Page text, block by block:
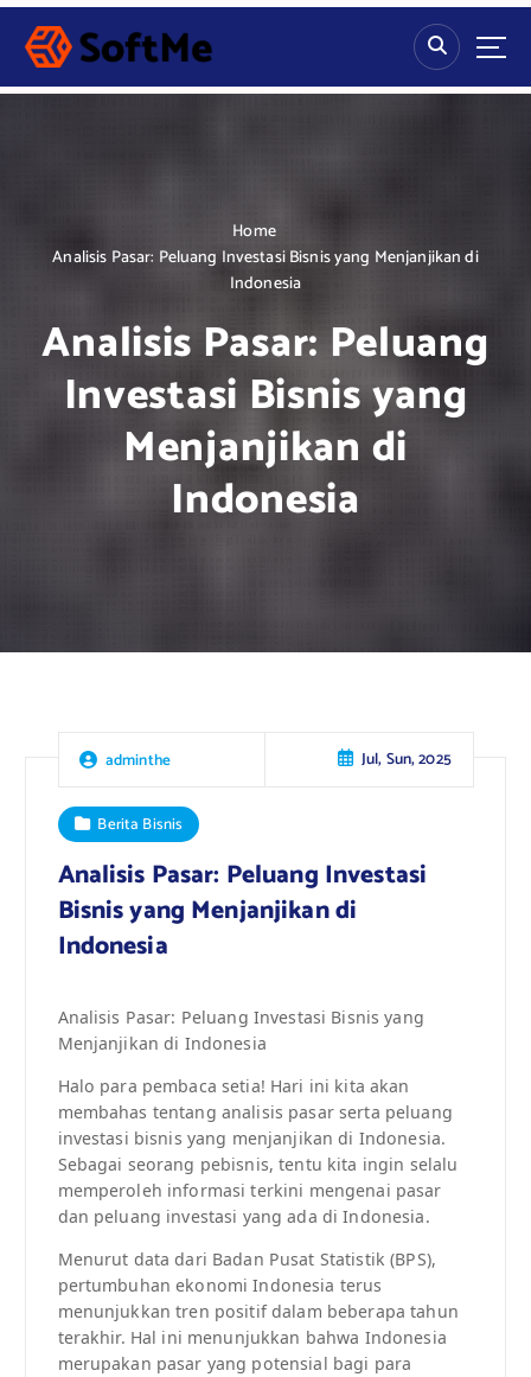
S
p
Home
Analisis Pasar: Peluang Investasi Bisnis yang Menjanjikan di
Indonesia
Analisis Pasar: Peluang
Investasi Bisnis yang
Menjanjikan di
Indonesia
adminthe Jul, Sun, 2025
Berita Bisnis
Analisis Pasar: Peluang Investasi
Bisnis yang Menjanjikan di
Indonesia
Analisis Pasar: Peluang Investasi Bisnis yang
Menjanjikan di Indonesia
Halo para pembaca setia! Hari ini kita akan
membahas tentang analisis pasar serta peluang
investasi bisnis yang menjanjikan di Indonesia.
Sebagai seorang pebisnis, tentu kita ingin selalu
memperoleh informasi terkini mengenai pasar
dan peluang investasi yang ada di Indonesia.
Menurut data dari Badan Pusat Statistik (BPS),
pertumbuhan ekonomi Indonesia terus
menunjukkan tren positif dalam beberapa tahun
terakhir. Hal ini menunjukkan bahwa Indonesia
merupakan pasar yang potensial bagi para